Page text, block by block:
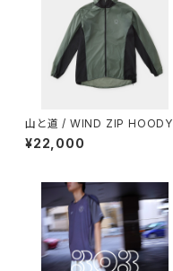
山と道 / WIND ZIP HOODY
（UNISEX）
¥22,000